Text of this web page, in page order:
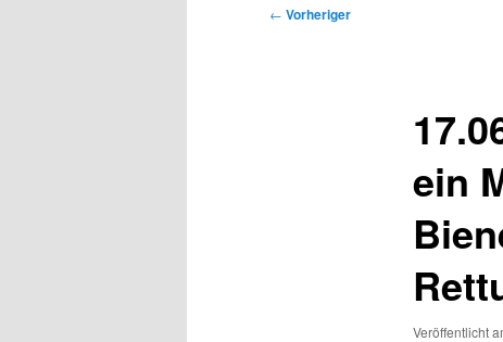
Beitragsnavigation
← Vorheriger
ein
Veröffentlicht